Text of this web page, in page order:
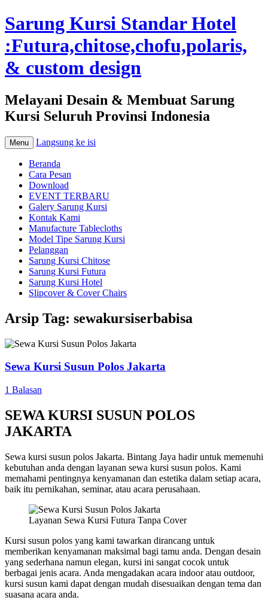
Sarung Kursi Standar Hotel
:Futura,chitose,chofu,polaris,
& custom design
Melayani Desain & Membuat Sarung
Kursi Seluruh Provinsi Indonesia
Menu Langsung ke isi
Beranda
Cara Pesan
Download
EVENT TERBARU
Galery Sarung Kursi
Kontak Kami
Manufacture Tablecloths
Model Tipe Sarung Kursi
Pelanggan
Sarung Kursi Chitose
Sarung Kursi Futura
Sarung Kursi Hotel
Slipcover & Cover Chairs
Arsip Tag: sewakursiserbabisa
Sewa Kursi Susun Polos Jakarta
1 Balasan
SEWA KURSI SUSUN POLOS
JAKARTA
Sewa kursi susun polos Jakarta. Bintang Jaya hadir untuk memenuhi
kebutuhan anda dengan layanan sewa kursi susun polos. Kami
memahami pentingnya kenyamanan dan estetika dalam setiap acara,
baik itu pernikahan, seminar, atau acara perusahaan.
Layanan Sewa Kursi Futura Tanpa Cover
Kursi susun polos yang kami tawarkan dirancang untuk
memberikan kenyamanan maksimal bagi tamu anda. Dengan desain
yang sederhana namun elegan, kursi ini sangat cocok untuk
berbagai jenis acara. Anda mengadakan acara indoor atau outdoor,
kursi susun kami dapat dengan mudah disesuaikan dengan tema dan
suasana acara anda.